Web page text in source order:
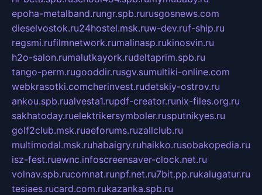
epoha-metalband.rungr.spb.rurusgosnews.com
dieselvostok.ru24hostel.msk.ruw-dev.ruf-ship.ru
regsmi.rufilmnetwork.rumalinasp.rukinosvin.ru
h2o-salon.rumalutkayork.rudeltaprim.spb.ru
tango-perm.rugooddir.rusgv.sumultiki-online.com
webkrasotki.comcherinvest.rudetskiy-ostrov.ru
ankou.spb.rualvesta1.rupdf-creator.runix-files.org.ru
sakhatoday.ruelektrikersymboler.rusputnikyes.ru
golf2club.msk.ruaeforums.ruzallclub.ru
multimodal.msk.ruhabaigry.ruhaikko.rusobakopedia.ru
isz-fest.ruewnc.infoscreensaver-clock.net.ru
volnav.spb.rucomnat.runpf.net.ru7bit.pp.rukalugatur.ru
tesiaes.rucard.com.rukazanka.spb.ru